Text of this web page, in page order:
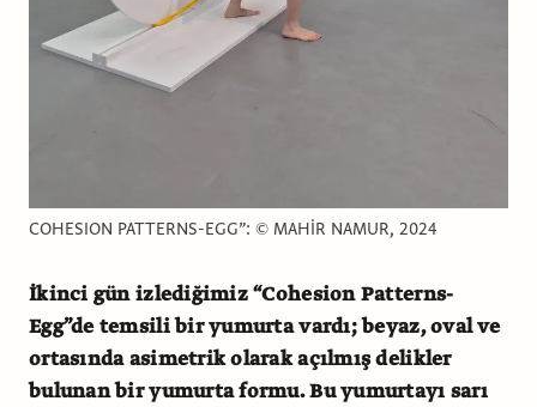
COHESION PATTERNS-EGG”: © MAHİR NAMUR, 2024
İkinci gün izlediğimiz “Cohesion Patterns-
Egg”de temsili bir yumurta vardı; beyaz, oval ve
ortasında asimetrik olarak açılmış delikler
bulunan bir yumurta formu. Bu yumurtayı sarı